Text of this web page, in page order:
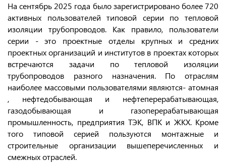
На сентябрь 2025 года было зарегистрировано более 720
активных пользователей типовой серии по тепловой
изоляции трубопроводов. Как правило, пользователи
серии - это проектные отделы крупных и средних
проектных организаций и институтов в проектах которых
встречаются задачи по тепловой изоляции
трубопроводов разного назначения. По отраслям
наиболее массовыми пользователями являются- атомная
, нефтедобывающая и нефтеперерабатывающая,
газодобывающая и газоперерабатывающая
промышленность, предприятия ТЭК, ВПК и ЖКХ. Кроме
того типовой серией пользуются монтажные и
строительные организации вышеперечисленных и
смежных отраслей.